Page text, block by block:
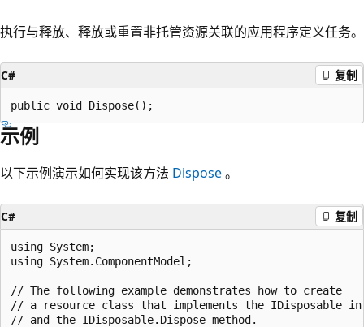
执行与释放、释放或重置非托管资源关联的应用程序定义任务。
C# 复制
public void Dispose();
示例
以下示例演示如何实现该方法 Dispose。
C# 复制
using System;
using System.ComponentModel;
// The following example demonstrates how to create
// a resource class that implements the IDisposable
// and the IDisposable.Dispose method.